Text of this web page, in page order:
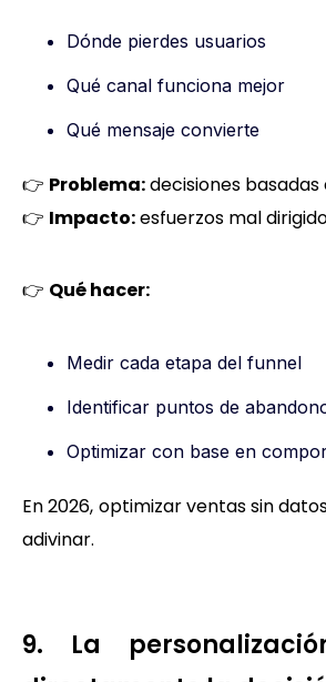
Dónde pierdes usuarios
Qué canal funciona mejor
Qué mensaje convierte
👉 Problema:decisiones basadas
👉 Impacto:esfuerzos mal
👉 Qué hacer:
Medir cada etapa del funnel
Identificar puntos de
Optimizar con base en
En 2026, optimizar ventas sin
adivinar.
9. La